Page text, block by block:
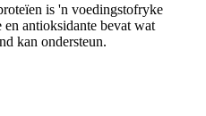
is 'n voedingstofryke
antioksidante bevat wat
kan ondersteun.